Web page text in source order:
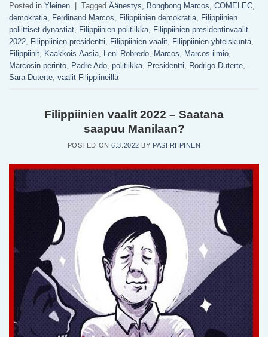
Posted in Yleinen Tagged Äänestys Bongbong Marcos COMELEC
demokratia
Ferdinand Marcos Filippiinien demokratia
Filippiinien
poliittiset dynastiat
Filippiinien politiikka
Filippiinien presidentinvaalit
2022
Filippiinien presidentti Filippiinien vaalit Filippiinien yhteiskunta
Filippiinit
Kaakkois-Aasia Leni Robredo Marcos Marcos-ilmiö
Marcosin perintö
Padre Ado politiikka Presidentti Rodrigo Duterte
Sara Duterte vaalit Filippiineillä
Filippiinien vaalit 2022 – Saatana
saapuu Manilaan?
POSTED ON6.3.2022 BY PASI RIIPINEN